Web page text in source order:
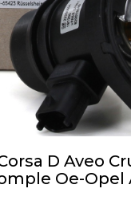
D Aveo
Oe-Opel